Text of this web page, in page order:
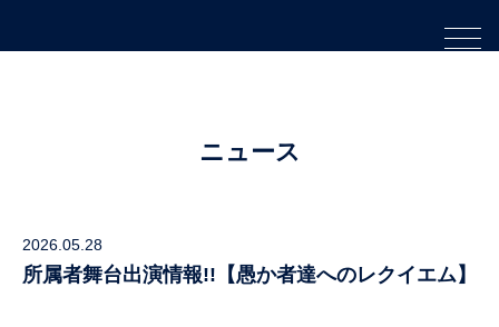
ニュース
2026.05.28
所属者舞台出演情報!!【愚か者達へのレクイエム】